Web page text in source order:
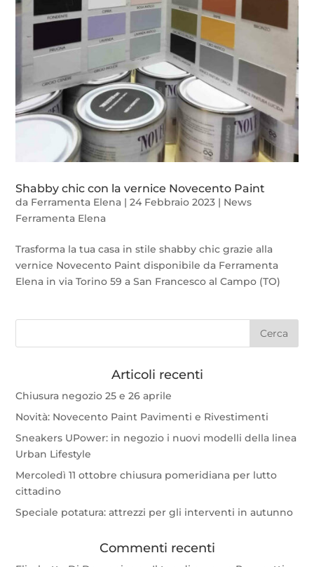
Shabby chic con la vernice Novecento Paint
da Ferramenta Elena |24 Febbraio 2023 | News
Ferramenta Elena
Trasforma la tua casa in stile shabby chic grazie alla
vernice Novecento Paint disponibile da Ferramenta
Elena in via Torino 59 a San Francesco al Campo (TO)
Articoli recenti
Chiusura negozio 25 e 26 aprile
Novità: Novecento Paint Pavimenti e Rivestimenti
Sneakers UPower: in negozio i nuovi modelli della linea
Urban Lifestyle
Mercoledì 11 ottobre chiusura pomeridiana per lutto
cittadino
Speciale potatura: attrezzi per gli interventi in autunno
Commenti recenti